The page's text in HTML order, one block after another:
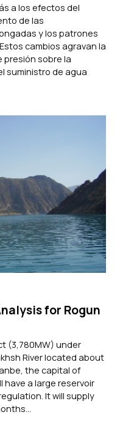
a los efectos del
de las
y los patrones
cambios agravan la
presión sobre la
suministro de agua
for Rogun
(3,780MW) under
River located about
the capital of
have a large reservoir
It will supply